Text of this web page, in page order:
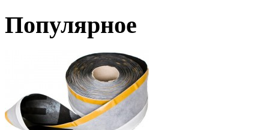
Популярное